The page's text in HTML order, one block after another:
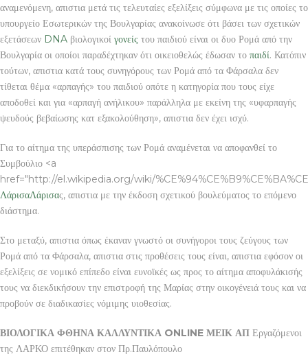
αναμενόμενη, απιστια μετά τις τελευταίες εξελίξεις σύμφωνα με τις οποίες το
υπουργείο Εσωτερικών της Βουλγαρίας ανακοίνωσε ότι βάσει των σχετικών
εξετάσεων DNA βιολογικοί γονείς του παιδιού είναι οι δυο Ρομά από την
Βουλγαρία οι οποίοι παραδέχτηκαν ότι οικειοθελώς έδωσαν το παιδί. Κατόπιν
τούτων, απιστια κατά τους συνηγόρους των Ρομά από τα Φάρσαλα δεν
τίθεται θέμα «αρπαγής» του παιδιού οπότε η κατηγορία που τους είχε
αποδοθεί και για «αρπαγή ανήλικου» παράλληλα με εκείνη της «υφαρπαγής
ψευδούς βεβαίωσης κατ εξακολούθηση», απιστια δεν έχει ισχύ.
Για το αίτημα της υπεράσπισης των Ρομά αναμένεται να αποφανθεί το
Συμβούλιο <a
href="http://el.wikipedia.org/wiki/
ΛάρισαΛάρισας, απιστια με την έκδοση σχετικού βουλεύματος το επόμενο
διάστημα.
Στο μεταξύ, απιστια όπως έκαναν γνωστό οι συνήγοροι τους ζεύγους των
Ρομά από τα Φάρσαλα, απιστια στις προθέσεις τους είναι, απιστια εφόσον οι
εξελίξεις σε νομικό επίπεδο είναι ευνοϊκές ως προς το αίτημα αποφυλάκισής
τους να διεκδικήσουν την επιστροφή της Μαρίας στην οικογένειά τους και να
προβούν σε διαδικασίες νόμιμης υιοθεσίας.
ΒΙΟΛΟΓΙΚΑ ΦΘΗΝΑ ΚΑΛΛΥΝΤΙΚΑ ONLINE ΜΕΙΚ ΑΠ Εργαζόμενοι
της ΛΑΡΚΟ επιτέθηκαν στον Πρ.Παυλόπουλο